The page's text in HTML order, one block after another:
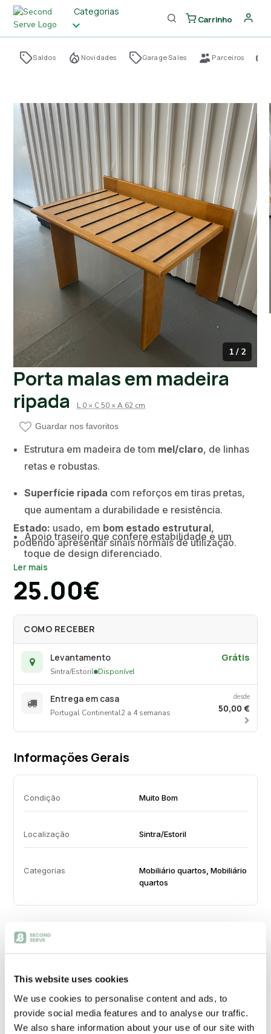
This website uses cookies
We use cookies to personalise content and ads, to
provide social media features and to analyse our traffic.
We also share information about your use of our site with
Categorias
Carrinho
Saldos Novidades Garage Sales Parceiros
1 / 2
Porta malas em madeira
ripada
L 0 × C 50 × A 62 cm
Guardar nos favoritos
Estrutura em madeira de tom mel/claro, de linhas
retas e robustas.
Superfície ripada com reforços em tiras pretas,
que aumentam a durabilidade e resistência.
Apoio traseiro que confere estabilidade e um
toque de design diferenciado.
Versátil: pode ser usado como banco, apoio de
malas ou móvel auxiliar.
Estado: usado, em bom estado estrutural,
podendo apresentar sinais normais de utilização.
Ler mais
25.00€
COMO RECEBER
Levantamento
Sintra/Estoril Disponível
Grátis
Entrega em casa
Portugal Continental2 a 4 semanas
desde
50,00 €
Informações Gerais
Condição Muito Bom
Localização Sintra/Estoril
Categorias
Mobiliário quartos, Mobiliário
quartos